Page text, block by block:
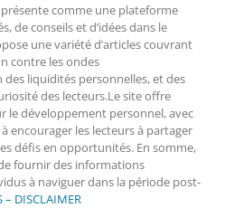
comme une plateforme
de conseils et d’idées dans le
une variété d’articles couvrant
contre les ondes
liquidités personnelles, et des
des lecteurs.Le site offre
le développement personnel, avec
encourager les lecteurs à partager
défis en opportunités. En somme,
fournir des informations
à naviguer dans la période post-
– DISCLAIMER